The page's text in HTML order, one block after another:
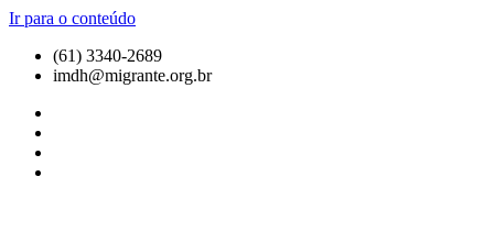
Ir para o conteúdo
(61) 3340-2689
imdh@migrante.org.br